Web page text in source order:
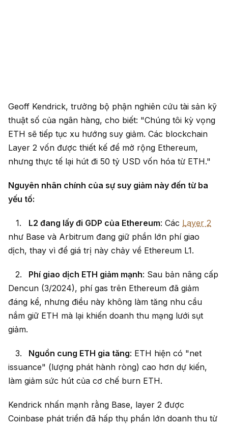
Geoff Kendrick, trưởng bộ phận nghiên cứu tài sản kỹ
thuật số của ngân hàng, cho biết: "Chúng tôi kỳ vọng
ETH sẽ tiếp tục xu hướng suy giảm. Các blockchain
Layer 2 vốn được thiết kế để mở rộng Ethereum,
nhưng thực tế lại hút đi 50 tỷ USD vốn hóa từ ETH."
Nguyên nhân chính của sự suy giảm này đến từ ba
yếu tố:
L2 đang lấy đi GDP của Ethereum: Các Layer 2
như Base và Arbitrum đang giữ phần lớn phí giao
dịch, thay vì để giá trị này chảy về Ethereum L1.
Phí giao dịch ETH giảm mạnh: Sau bản nâng cấp
Dencun (3/2024), phí gas trên Ethereum đã giảm
đáng kể, nhưng điều này không làm tăng nhu cầu
nắm giữ ETH mà lại khiến doanh thu mạng lưới sụt
giảm.
Nguồn cung ETH gia tăng: ETH hiện có "net
issuance" (lượng phát hành ròng) cao hơn dự kiến,
làm giảm sức hút của cơ chế burn ETH.
Kendrick nhấn mạnh rằng Base, layer 2 được
Coinbase phát triển đã hấp thụ phần lớn doanh thu từ